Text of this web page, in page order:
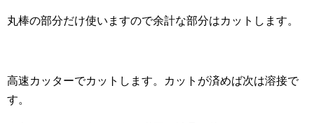
丸棒の部分だけ使いますので余計な部分はカットします。
高速カッターでカットします。カットが済めば次は溶接で
す。